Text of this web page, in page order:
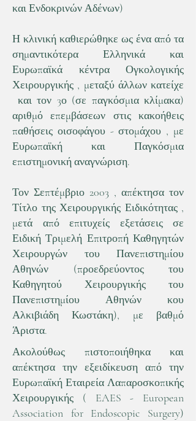
και Ενδοκρινών Αδένων)
Η κλινική καθιερώθηκε ως ένα από τα
σημαντικότερα Ελληνικά και
Ευρωπαϊκά κέντρα Ογκολογικής
Χειρουργικής , μεταξύ άλλων κατείχε
και τον 3ο (σε παγκόσμια κλίμακα)
αριθμό επεμβάσεων στις κακοήθεις
παθήσεις οισοφάγου - στομάχου , με
Ευρωπαϊκή και Παγκόσμια
επιστημονική αναγνώριση.
Τον Σεπτέμβριο 2003 , απέκτησα τον
Τίτλο της Χειρουργικής Ειδικότητας ,
μετά από επιτυχείς εξετάσεις σε
Ειδική Τριμελή Επιτροπή Καθηγητών
Χειρουργών του Πανεπιστημίου
Αθηνών (προεδρεύοντος του
Καθηγητού Χειρουργικής του
Πανεπιστημίου Αθηνών κου
Αλκιβιάδη Κωστάκη), με βαθμό
Άριστα.
Ακολούθως πιστοποιήθηκα και
απέκτησα την εξειδίκευση από την
Ευρωπαϊκή Εταιρεία Λαπαροσκοπικής
Χειρουργικής ( EAES - European
Association for Endoscopic Surgery)